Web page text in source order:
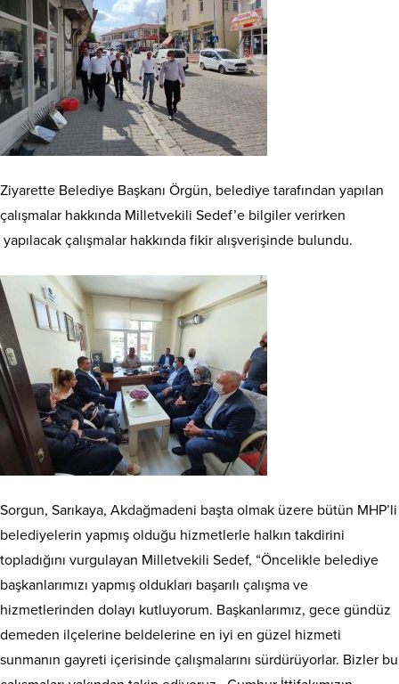
Ziyarette Belediye Başkanı Örgün, belediye tarafından yapılan
çalışmalar hakkında Milletvekili Sedef’e bilgiler verirken
yapılacak çalışmalar hakkında fikir alışverişinde bulundu.
Sorgun, Sarıkaya, Akdağmadeni başta olmak üzere bütün MHP’li
belediyelerin yapmış olduğu hizmetlerle halkın takdirini
topladığını vurgulayan Milletvekili Sedef, “Öncelikle belediye
başkanlarımızı yapmış oldukları başarılı çalışma ve
hizmetlerinden dolayı kutluyorum. Başkanlarımız, gece gündüz
demeden ilçelerine beldelerine en iyi en güzel hizmeti
sunmanın gayreti içerisinde çalışmalarını sürdürüyorlar. Bizler bu